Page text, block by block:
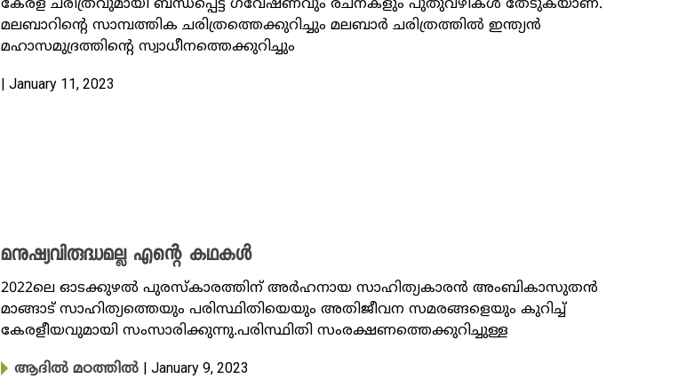
കേരള ചരിത്രവുമായി ബന്ധപ്പെട്ട ഗവേഷണവും രചനകളും പുതുവഴികൾ തേടുകയാണ്.
മലബാറിന്റെ സാമ്പത്തിക ചരിത്രത്തെക്കുറിച്ചും മലബാർ ചരിത്രത്തിൽ ഇന്ത്യൻ
മഹാസമുദ്രത്തിന്റെ സ്വാധീനത്തെക്കുറിച്ചും
| January 11, 2023
മനുഷ്യവിരുദ്ധമല്ല എന്റെ കഥകൾ
2022ലെ ഓടക്കുഴൽ പുരസ്കാരത്തിന് അർഹനായ സാഹിത്യകാരൻ അംബികാസുതൻ
മാങ്ങാട് സാഹിത്യത്തെയും പരിസ്ഥിതിയെയും അതിജീവന സമരങ്ങളെയും കുറിച്ച്
കേരളീയവുമായി സംസാരിക്കുന്നു.പരിസ്ഥിതി സംരക്ഷണത്തെക്കുറിച്ചുള്ള
ആദിൽ മഠത്തിൽ | January 9, 2023